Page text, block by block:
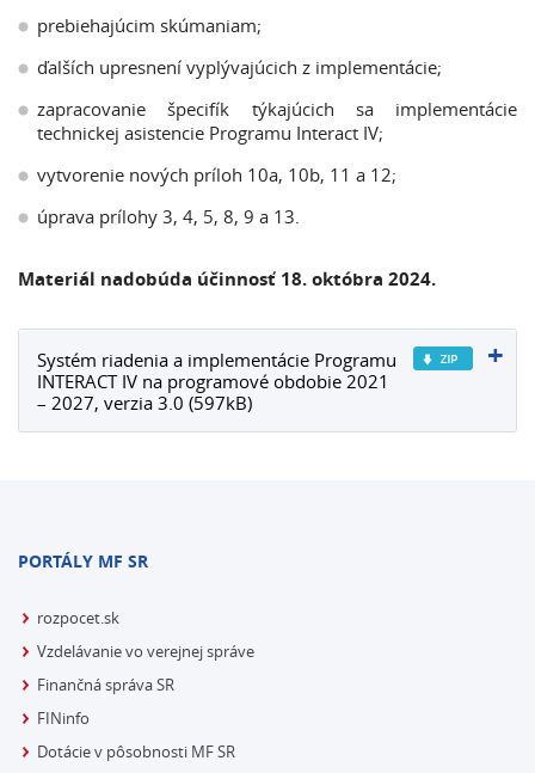
prebiehajúcim skúmaniam;
ďalších upresnení vyplývajúcich z implementácie;
zapracovanie špecifík týkajúcich sa implementácie
technickej asistencie Programu Interact IV;
vytvorenie nových príloh 10a, 10b, 11 a 12;
úprava prílohy 3, 4, 5, 8, 9 a 13.
Materiál nadobúda účinnosť 18. októbra 2024.
Systém riadenia a implementácie Programu
INTERACT IV na programové obdobie 2021
– 2027, verzia 3.0 (597kB)
PORTÁLY MF SR
rozpocet.sk
Vzdelávanie vo verejnej správe
Finančná správa SR
FINinfo
Dotácie v pôsobnosti MF SR